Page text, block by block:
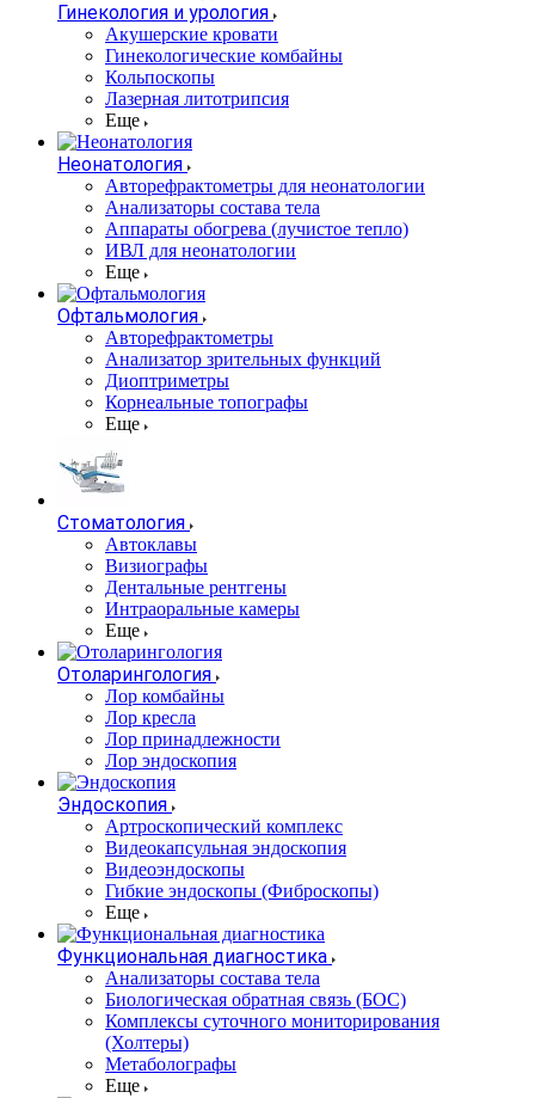
Гинекология и урология
Акушерские кровати
Гинекологические комбайны
Кольпоскопы
Лазерная литотрипсия
Еще
Неонатология
Авторефрактометры для неонатологии
Анализаторы состава тела
Аппараты обогрева (лучистое тепло)
ИВЛ для неонатологии
Еще
Офтальмология
Авторефрактометры
Анализатор зрительных функций
Диоптриметры
Корнеальные топографы
Еще
Стоматология
Автоклавы
Визиографы
Дентальные рентгены
Интраоральные камеры
Еще
Отоларингология
Лор комбайны
Лор кресла
Лор принадлежности
Лор эндоскопия
Эндоскопия
Артроскопический комплекс
Видеокапсульная эндоскопия
Видеоэндоскопы
Гибкие эндоскопы (Фиброcкопы)
Еще
Функциональная диагностика
Анализаторы состава тела
Биологическая обратная связь (БОС)
Комплексы суточного мониторирования
(Холтеры)
Метаболографы
Еще